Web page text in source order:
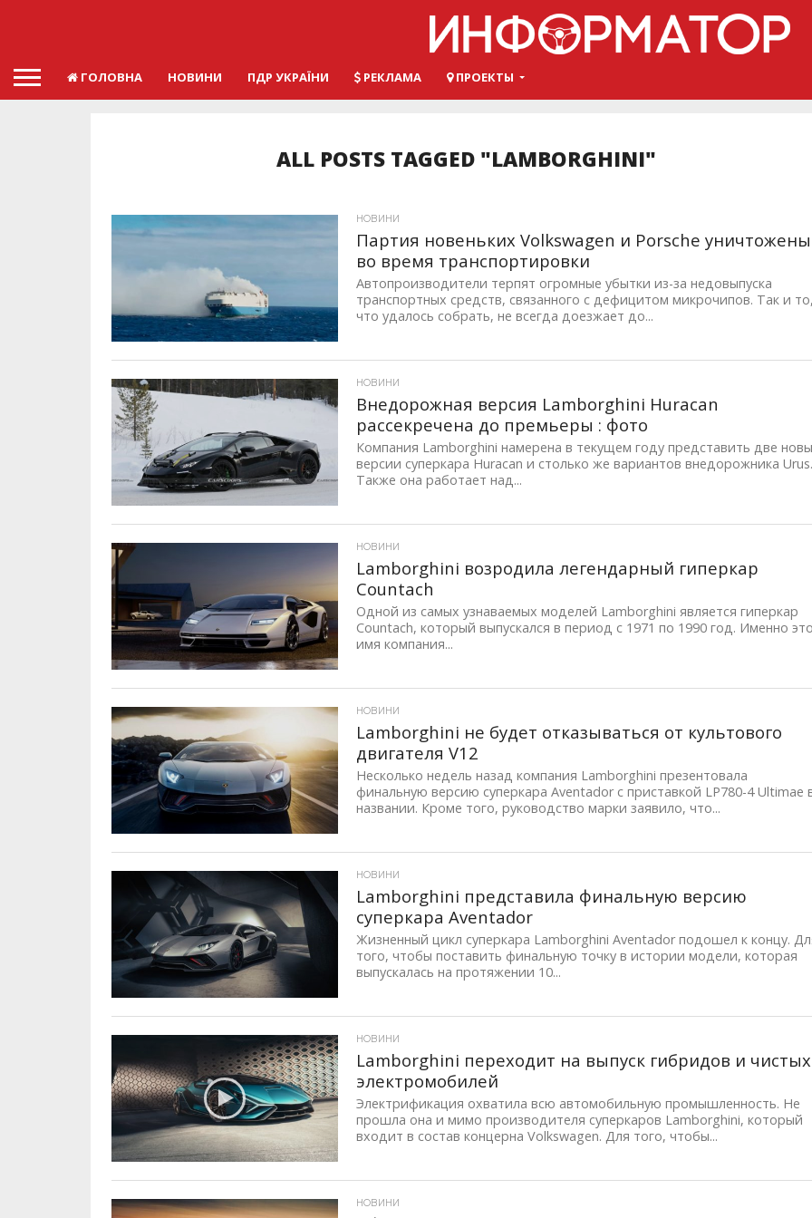
ГОЛОВНА НОВИНИ ПДР УКРАЇНИ РЕКЛАМА ПРОЕКТЫ
ALL POSTS TAGGED "LAMBORGHINI"
НОВИНИ
Партия новеньких Volkswagen и Porsche уничтожены
во время транспортировки
Автопроизводители терпят огромные убытки из-за недовыпуска
транспортных средств, связанного с дефицитом микрочипов. Так и
что удалось собрать, не всегда доезжает до...
НОВИНИ
Внедорожная версия Lamborghini Huracan
рассекречена до премьеры : фото
Компания Lamborghini намерена в текущем году представить две
версии суперкара Huracan и столько же вариантов внедорожника
Также она работает над...
НОВИНИ
Lamborghini возродила легендарный гиперкар
Countach
Одной из самых узнаваемых моделей Lamborghini является гиперкар
Countach, который выпускался в период с 1971 по 1990 год. Именно
имя компания...
НОВИНИ
Lamborghini не будет отказываться от культового
двигателя V12
Несколько недель назад компания Lamborghini презентовала
финальную версию суперкара Aventador с приставкой LP780-4 Ultimae
названии. Кроме того, руководство марки заявило, что...
НОВИНИ
Lamborghini представила финальную версию
суперкара Aventador
Жизненный цикл суперкара Lamborghini Aventador подошел к концу.
того, чтобы поставить финальную точку в истории модели, которая
выпускалась на протяжении 10...
НОВИНИ
Lamborghini переходит на выпуск гибридов и чистых
электромобилей
Электрификация охватила всю автомобильную промышленность. Не
прошла она и мимо производителя суперкаров Lamborghini, который
входит в состав концерна Volkswagen. Для того, чтобы...
НОВИНИ